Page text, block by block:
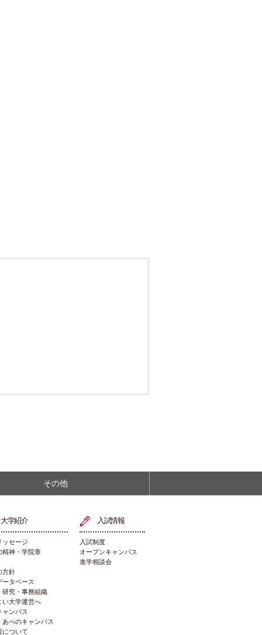
その他
大学紹介
ッセージ
精神・学院章
方針
ータベース
研究・事務組織
い大学運営へ
ャンパス
あべのキャンパス
について
入試情報
入試制度
オープンキャンパス
進学相談会